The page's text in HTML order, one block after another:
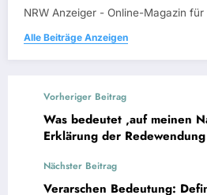
NRW Anzeiger - Online-Magazin für
Alle Beiträge Anzeigen
Vorheriger Beitrag
Was bedeutet ‚auf meinen
Erklärung der Redewendung
Nächster Beitrag
Verarschen Bedeutung: